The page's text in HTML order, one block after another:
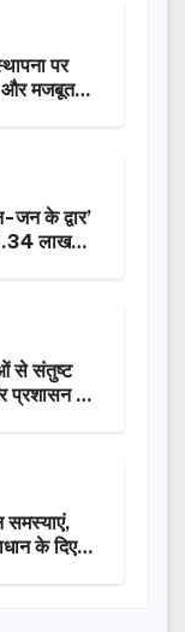
पर
और मजबूत
के द्वार’
लाख
से संतुष्ट
प्रशासन की
समस्याएं,
के दिए